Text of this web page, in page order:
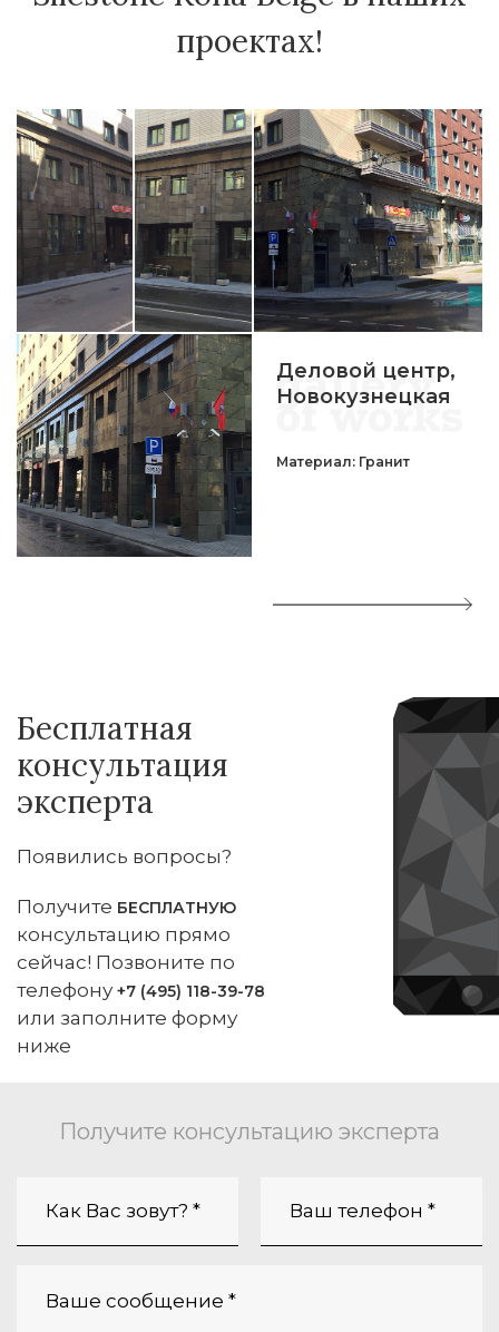
проектах!
Деловой центр,
Новокузнецкая
Материал: Гранит
Бесплатная
консультация
эксперта
Появились вопросы?
Получите БЕСПЛАТНУЮ
консультацию прямо
сейчас! Позвоните по
телефону +7 (495) 118-39-78
или заполните форму
ниже
Получите консультацию эксперта